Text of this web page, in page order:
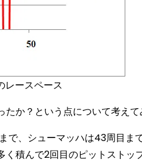
レースペース
か？という点について考えて
、シューマッハは43周目ま
積んで2回目のピットストッ